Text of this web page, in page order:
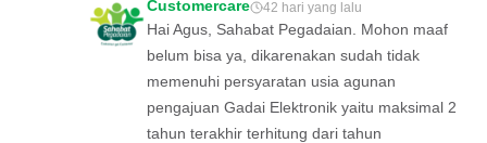
Customercare 42 hari yang lalu
Hai Agus, Sahabat Pegadaian. Mohon maaf
belum bisa ya, dikarenakan sudah tidak
memenuhi persyaratan usia agunan
pengajuan Gadai Elektronik yaitu maksimal 2
tahun terakhir terhitung dari tahun